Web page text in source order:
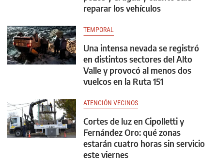
reparar los vehículos
TEMPORAL
Una intensa nevada se registró
en distintos sectores del Alto
Valle y provocó al menos dos
vuelcos en la Ruta 151
ATENCIÓN VECINOS
Cortes de luz en Cipolletti y
Fernández Oro: qué zonas
estarán cuatro horas sin servicio
este viernes